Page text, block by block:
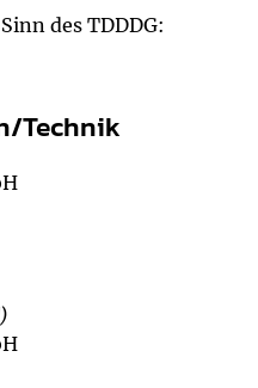
des TDDDG:
Technik